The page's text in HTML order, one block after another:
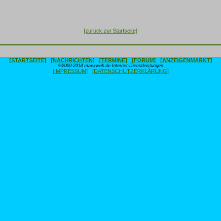
[zurück zur Startseite]
[STARTSEITE] [NACHRICHTEN] [TERMINE] [FORUM] [ANZEIGENMARKT]
©2000-2018 maxxweb.de Internet-Dienstleistungen
[IMPRESSUM] [DATENSCHUTZERKLÄRUNG]